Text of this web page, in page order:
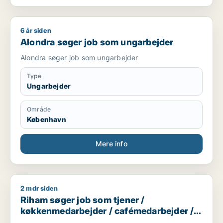
Alondra søger job som ungarbejder
6 år siden
Alondra søger job som ungarbejder
Alondra søger job som ungarbejder
Type
Ungarbejder
Område
København
Mere info
Riham søger job som tjener / køkkenmedarbejder /
2 mdr siden
Riham søger job som tjener /
køkkenmedarbejder / cafémedarbejder /